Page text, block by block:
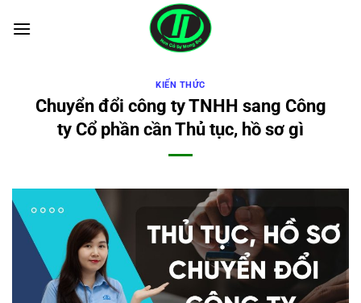
qua
KIẾN THỨC
Chuyển đổi công ty TNHH sang Công
ty Cổ phần cần Thủ tục, hồ sơ gì